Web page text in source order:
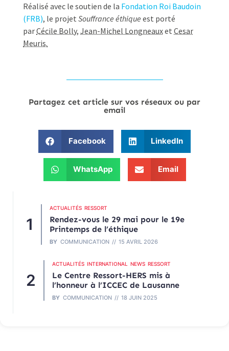
Réalisé avec le soutien de la Fondation Roi Baudoin
(FRB), le projet Souffrance éthique est porté
parCécile Bolly, Jean-Michel Longneauxet Cesar
Meuris.
Partagez cet article sur vos réseaux ou par
email
Facebook LinkedIn
WhatsApp Email
ACTUALITÉS RESSORT
Rendez-vous le 29 mai pour le 19e
Printemps de l’éthique
BY COMMUNICATION 15 AVRIL 2026
ACTUALITÉS INTERNATIONAL NEWS RESSORT
Le Centre Ressort-HERS mis à
l’honneur à l’ICCEC de Lausanne
BY COMMUNICATION 18 JUIN 2025